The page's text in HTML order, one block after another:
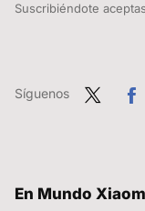
Suscribiéndote
Síguenos
En Mundo